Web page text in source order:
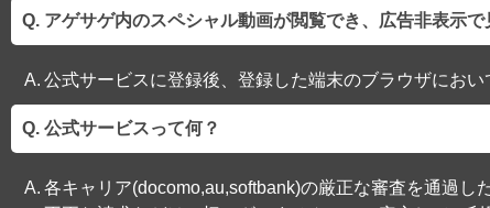
アゲサゲ内のスペシャル動画が閲覧でき、広告非表示で
公式サービスに登録後、登録した端末のブラウザにお
公式サービスって何？
各キャリア(docomo,au,softbank)の厳正な審査を通過し